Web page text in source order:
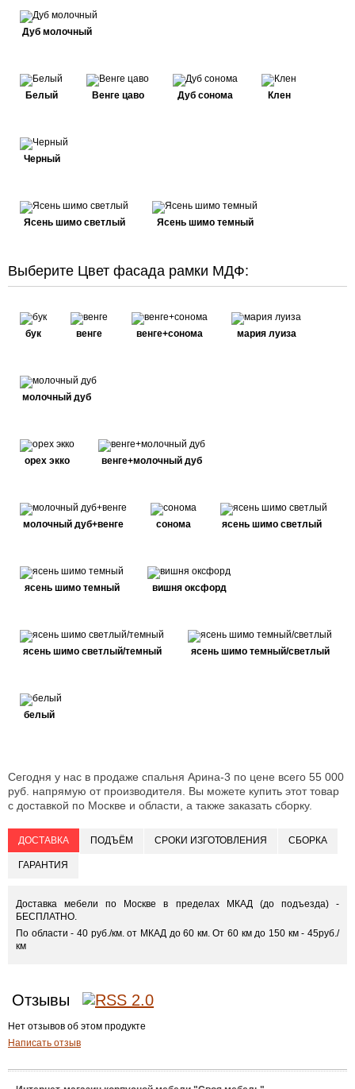
Дуб молочный
Белый Венге цаво Дуб сонома Клен
Черный
Ясень шимо светлый Ясень шимо темный
Выберите Цвет фасада рамки МДФ:
бук венге венге+сонома мария луиза
молочный дуб
орех экко венге+молочный дуб
молочный дуб+венге сонома ясень шимо светлый
ясень шимо темный вишня оксфорд
ясень шимо светлый/темный ясень шимо темный/светлый
белый
Сегодня у нас в продаже спальня Арина-3 по цене всего 55 000
руб. напрямую от производителя. Вы можете купить этот товар
с доставкой по Москве и области, а также заказать сборку.
ДОСТАВКА ПОДЪЁМ СРОКИ ИЗГОТОВЛЕНИЯ СБОРКА
ГАРАНТИЯ
Доставка мебели по Москве в пределах МКАД (до подъезда) -
БЕСПЛАТНО.
По области - 40 руб./км. от МКАД до 60 км. От 60 км до 150 км - 45руб./
км
Отзывы
Нет отзывов об этом продукте
Написать отзыв